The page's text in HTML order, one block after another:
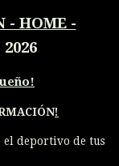
- HOME -
!
el deportivo de tus